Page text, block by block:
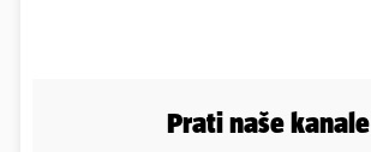
Prati naše kanale